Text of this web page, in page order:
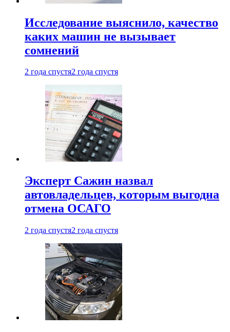
Исследование выяснило, качество
каких машин не вызывает
сомнений
2 года спустя2 года спустя
Эксперт Сажин назвал
автовладельцев, которым выгодна
отмена ОСАГО
2 года спустя2 года спустя